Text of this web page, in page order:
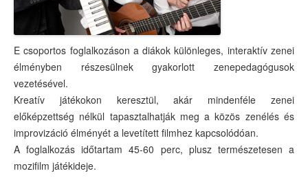
Budapest 150
Hot topic
Fedezd fel a mozit!
Fiatalokról fiataloknak
Dokumentumfilmek
Magyar filmtöri
E csoportos foglalkozáson a diákok különleges, interaktív zenei
élményben részesülnek gyakorlott zenepedagógusok
vezetésével.
Kreatív játékokon keresztül, akár mindenféle zenei
előképzettség nélkül tapasztalhatják meg a közös zenélés és
improvizáció élményét a levetített filmhez kapcsolódóan.
A foglalkozás időtartam 45-60 perc, plusz természetesen a
mozifilm játékideje.